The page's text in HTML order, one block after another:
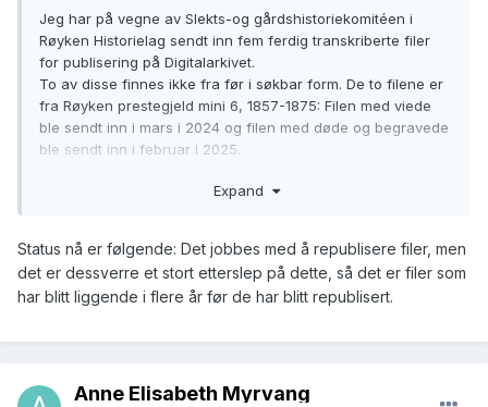
Jeg har på vegne av Slekts-og gårdshistoriekomitéen i
Røyken Historielag sendt inn fem ferdig transkriberte filer
for publisering på Digitalarkivet.
To av disse finnes ikke fra før i søkbar form. De to filene er
fra Røyken prestegjeld mini 6, 1857-1875: Filen med viede
ble sendt inn i mars i 2024 og filen med døde og begravede
ble sendt inn i februar i 2025.
Fødte og døpte ble transkribert av oss og er søkbar.
Finnes det en tidsplan for når disse kan publiseres?
Expand
Status nå er følgende: Det jobbes med å republisere filer, men
det er dessverre et stort etterslep på dette, så det er filer som
har blitt liggende i flere år før de har blitt republisert.
Anne Elisabeth Myrvang